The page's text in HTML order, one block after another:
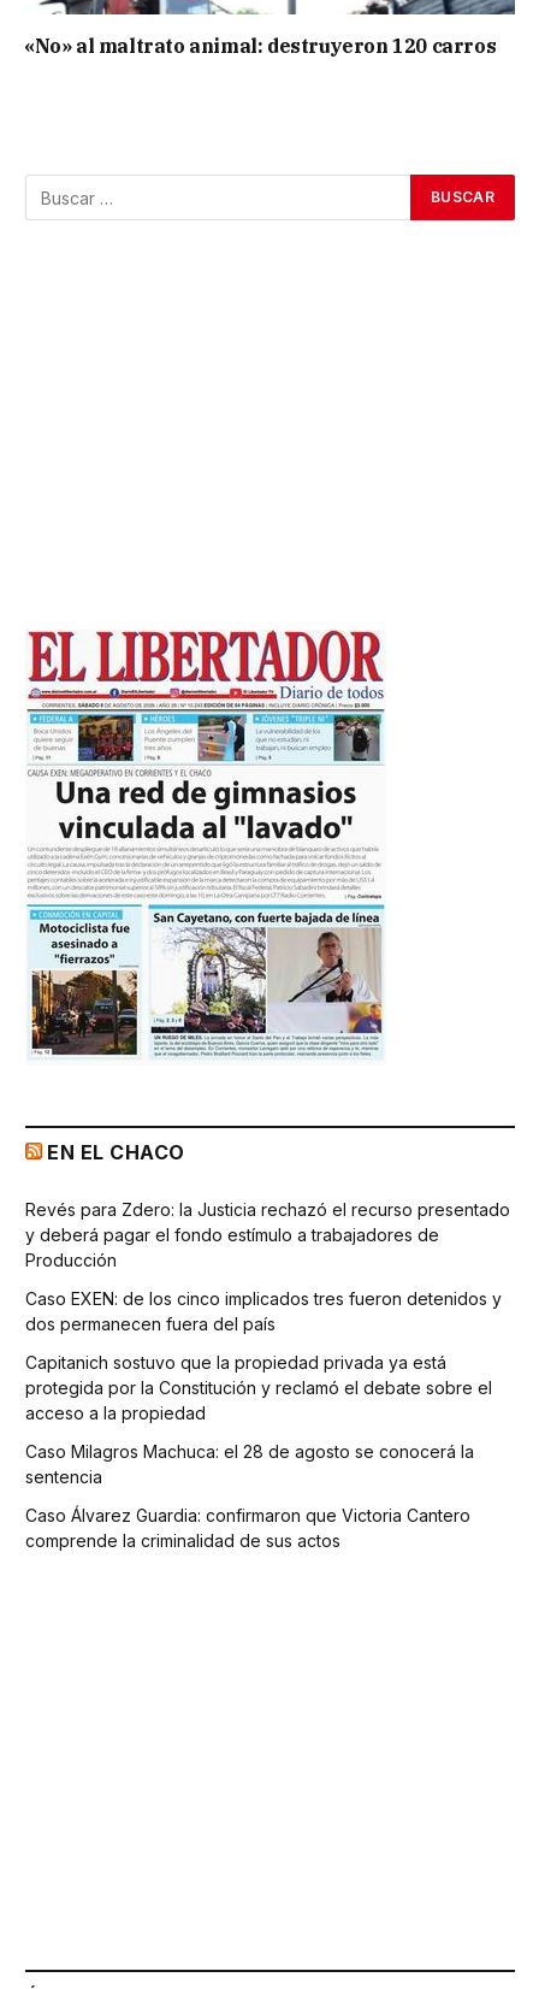
«No» al maltrato animal: destruyeron 120 carros
EN EL CHACO
Revés para Zdero: la Justicia rechazó el recurso presentado
y deberá pagar el fondo estímulo a trabajadores de
Producción
Caso EXEN: de los cinco implicados tres fueron detenidos y
dos permanecen fuera del país
Capitanich sostuvo que la propiedad privada ya está
protegida por la Constitución y reclamó el debate sobre el
acceso a la propiedad
Caso Milagros Machuca: el 28 de agosto se conocerá la
sentencia
Caso Álvarez Guardia: confirmaron que Victoria Cantero
comprende la criminalidad de sus actos